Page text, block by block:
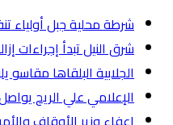
شرطة محلية جبل أولياء
شرق النيل تبدأ إجراءات
الجلابية البلقاها
الإعلامي علي الريح